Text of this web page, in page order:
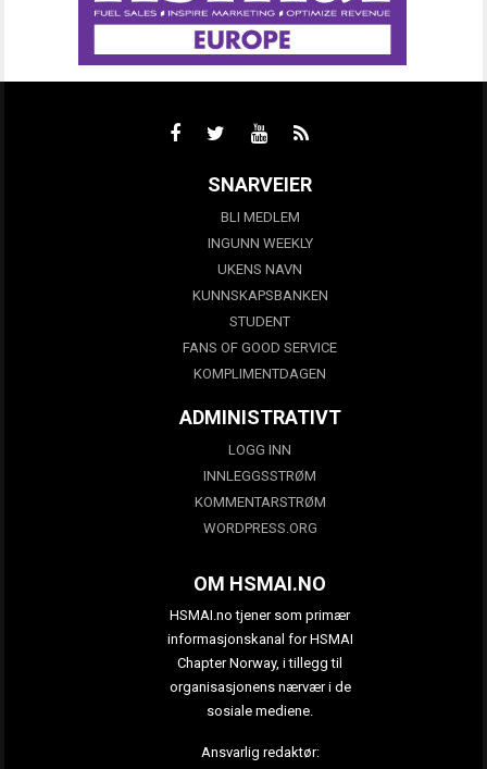
SNARVEIER
BLI MEDLEM
INGUNN WEEKLY
UKENS NAVN
KUNNSKAPSBANKEN
STUDENT
FANS OF GOOD SERVICE
KOMPLIMENTDAGEN
ADMINISTRATIVT
LOGG INN
INNLEGGSSTRØM
KOMMENTARSTRØM
WORDPRESS.ORG
OM HSMAI.NO
HSMAI.no tjener som primær
informasjonskanal for HSMAI
Chapter Norway, i tillegg til
organisasjonens nærvær i de
sosiale mediene.
Ansvarlig redaktør: